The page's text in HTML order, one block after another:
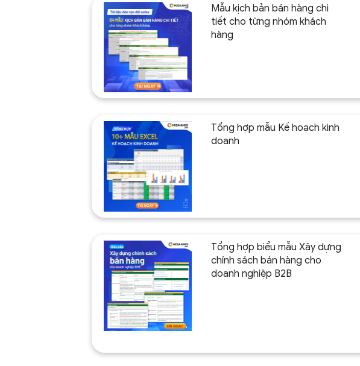
Mẫu kịch bản bán hàng chi
tiết cho từng nhóm khách
hàng
Tổng hợp mẫu Kế hoạch kinh
doanh
Tổng hợp biểu mẫu Xây dựng
chính sách bán hàng cho
doanh nghiệp B2B